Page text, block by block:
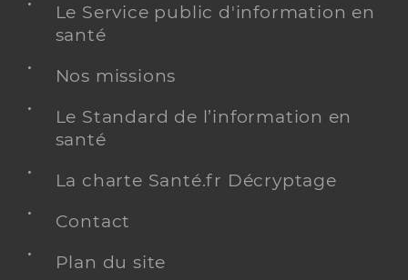
Le Service public d'information en
santé
Nos missions
Le Standard de l’information en
santé
La charte Santé.fr Décryptage
Contact
Plan du site